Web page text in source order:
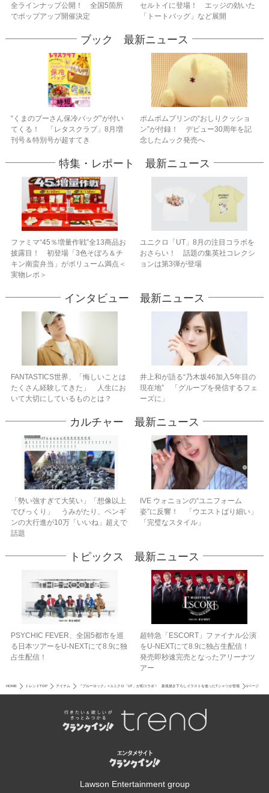
全ラインナップ公開！ 全国5箇所
でポップアップ開催決定
セルトイに登場！ エッジの効いた
「トートバッグ」など展開
ブック 最新ニュース
“くまのプーさん保冷バッグ”が付い
てくる！ 「レタスクラブ」8月増
刊号＆特別号が超すてき
ポムポムプリンの“おしりクッショ
ン”が付録！ デビュー30周年を記
念したムック発売へ
特集・レポート 最新ニュース
ファミマ“45％増量作戦”全13商品お
披露目！ 初登場「3色そぼろ＆チ
キン南蛮弁当」がボリューム満点＜
実物レポ＞
ユニクロ「UT」8月の注目コラボを
おさらい！ 話題の集英社コレクシ
ョンは第3弾が登場
インタビュー 最新ニュース
FANTASTICS世界、「悔しいことは
たくさん経験してきた」 人生にお
いて大切にしているものとは？
井上和が語る“乃木坂46加入5年目の
現在地” 「グループを発信するフェ
ーズに」
カルチャー 最新ニュース
「勢い強すぎて大笑い」「想像以上
でびっくり」 うみがたり、ペンギ
ンの大行進が10万「いいね」超えで
話題
IVE ウォニョンの“ユニフォーム
姿”に反響！ 「ウエストばり細い」
「完璧なスタイル」
トピックス 最新ニュース
PSYCHIC FEVER、全国5都市を巡
る日本ツアーをU‐NEXTにて8.9に独
占生配信！
超特急「ESCORT」ファイナル公演
をU-NEXTにて8.9に独占生配信！
発売即秒速完売となったアリーナツ
アー
HOME トレンドTOP アイテム 『ブルーロック』×ユニクロ「UT」が初コラボ！ 新規描き下ろしイラストを使ったTシャツが登場 1ページ
Lawson Entertainment group